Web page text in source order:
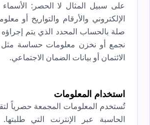
على سبيل المثال لا الحصر: الأسماء
الإلكتروني والأرقام والتواريخ أو
صلة بالحساب المحدد الذي يتم
نجمع أو نخزن معلومات حساسة مثل
الائتمان أو بيانات الضمان الاجتماعي.
استخدام المعلومات
تُستخدم المعلومات المجمعة حصرياً
الحاسبة عبر الإنترنت التي